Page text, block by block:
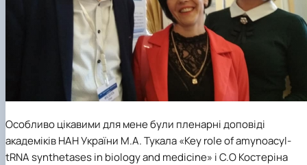
Особливо цікавими для мене були пленарні доповіді
академіків НАН України М.А. Тукала «Key role of amynoacyl-
tRNA synthetases in biology and medicine» і С.О Костеріна